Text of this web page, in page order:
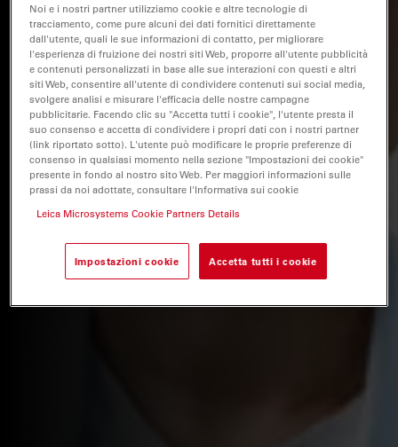
Noi e i nostri partner utilizziamo cookie e altre tecnologie di
tracciamento, come pure alcuni dei dati fornitici direttamente
dall'utente, quali le sue informazioni di contatto, per migliorare
l'esperienza di fruizione dei nostri siti Web, proporre all'utente pubblicità
e contenuti personalizzati in base alle sue interazioni con questi e altri
siti Web, consentire all'utente di condividere contenuti sui social media,
svolgere analisi e misurare l'efficacia delle nostre campagne
pubblicitarie. Facendo clic su "Accetta tutti i cookie", l'utente presta il
suo consenso e accetta di condividere i propri dati con i nostri partner
(link riportato sotto). L'utente può modificare le proprie preferenze di
consenso in qualsiasi momento nella sezione "Impostazioni dei cookie"
presente in fondo al nostro sito Web. Per maggiori informazioni sulle
prassi da noi adottate, consultare l'Informativa sui cookie
Leica Microsystems Cookie Partners Details
Impostazioni cookie Accetta tutti i cookie